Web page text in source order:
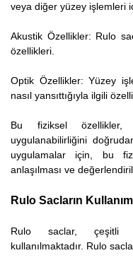
veya diğer yüzey işlemleri
Akustik Özellikler: Rulo
özellikleri.
Optik Özellikler: Yüzey
nasıl yansıttığıyla ilgili
Bu fiziksel özellikler,
uygulanabilirliğini
uygulamalar için, bu
anlaşılması ve
Rulo Sacların
Rulo saclar, çeşitli
kullanılmaktadır. Rulo